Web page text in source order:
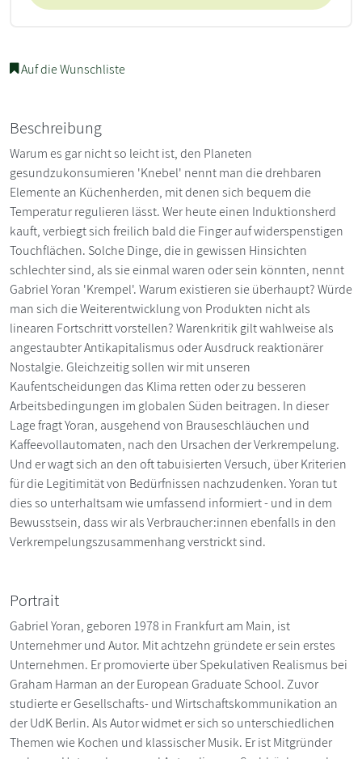
Auf die Wunschliste
Beschreibung
Warum es gar nicht so leicht ist, den Planeten
gesundzukonsumieren 'Knebel' nennt man die drehbaren
Elemente an Küchenherden, mit denen sich bequem die
Temperatur regulieren lässt. Wer heute einen Induktionsherd
kauft, verbiegt sich freilich bald die Finger auf widerspenstigen
Touchflächen. Solche Dinge, die in gewissen Hinsichten
schlechter sind, als sie einmal waren oder sein könnten, nennt
Gabriel Yoran 'Krempel'. Warum existieren sie überhaupt? Würde
man sich die Weiterentwicklung von Produkten nicht als
linearen Fortschritt vorstellen? Warenkritik gilt wahlweise als
angestaubter Antikapitalismus oder Ausdruck reaktionärer
Nostalgie. Gleichzeitig sollen wir mit unseren
Kaufentscheidungen das Klima retten oder zu besseren
Arbeitsbedingungen im globalen Süden beitragen. In dieser
Lage fragt Yoran, ausgehend von Brauseschläuchen und
Kaffeevollautomaten, nach den Ursachen der Verkrempelung.
Und er wagt sich an den oft tabuisierten Versuch, über Kriterien
für die Legitimität von Bedürfnissen nachzudenken. Yoran tut
dies so unterhaltsam wie umfassend informiert - und in dem
Bewusstsein, dass wir als Verbraucher:innen ebenfalls in den
Verkrempelungszusammenhang verstrickt sind.
Portrait
Gabriel Yoran, geboren 1978 in Frankfurt am Main, ist
Unternehmer und Autor. Mit achtzehn gründete er sein erstes
Unternehmen. Er promovierte über Spekulativen Realismus bei
Graham Harman an der European Graduate School. Zuvor
studierte er Gesellschafts- und Wirtschaftskommunikation an
der UdK Berlin. Als Autor widmet er sich so unterschiedlichen
Themen wie Kochen und klassischer Musik. Er ist Mitgründer